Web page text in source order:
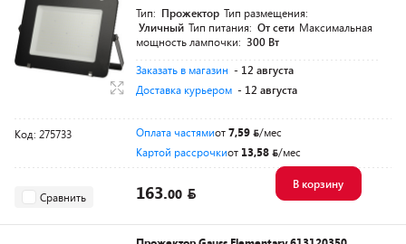
Тип: Прожектор Тип размещения:
Уличный Тип питания: От сети Максимальная
мощность лампочки: 300 Вт
Заказать в магазин - 12 августа
Доставка курьером - 12 августа
Код: 275733 Оплата частямиот7,59
/мес
Картой рассрочкиот 13,58 /мес
Сравнить 163.00
В корзину